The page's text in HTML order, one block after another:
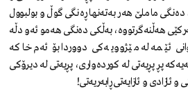
دەنگی ماملێ هەر بەتەنها ڕەنگی گوڵ و بولبوول
هەڵنەگرتووە، بەڵکی دەنگی هەمو ئەو دڵە
ئێمە لە مێژوویەکی دووردا بۆ ئەم خاکە
پڕ پڕیەتی لە کوردەواری، پڕیەتی لە دیرۆکی
و ئازایەتی ڕابەریەتی!